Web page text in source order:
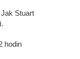
Stuart
hodin